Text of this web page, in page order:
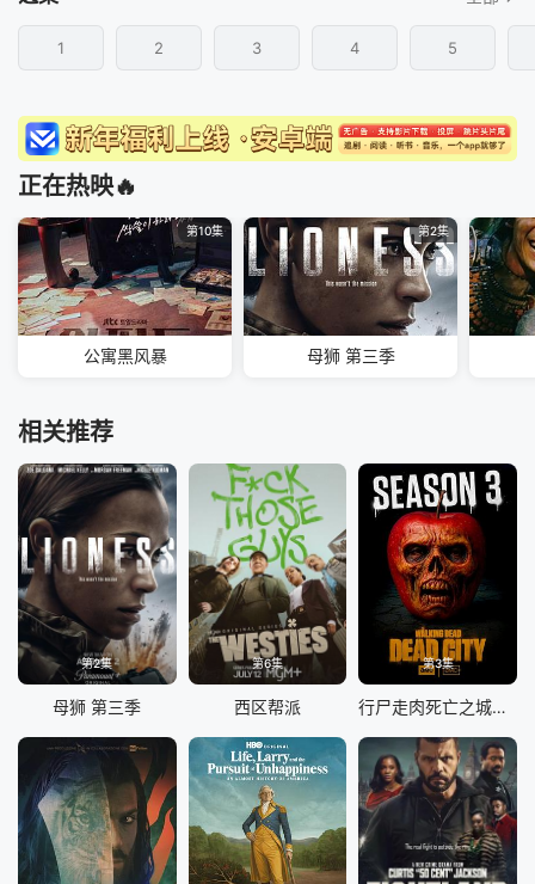
1 2 3 4 5
正在热映🔥
第10集
公寓黑风暴
第2集
母狮 第三季
相关推荐
第2集
母狮 第三季
第6集
西区帮派
第3集
行尸走肉死亡之城第三季